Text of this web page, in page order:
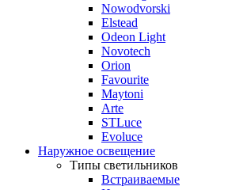
Nowodvorski
Elstead
Odeon Light
Novotech
Orion
Favourite
Maytoni
Arte
STLuce
Evoluce
Наружное освещение
Типы светильников
Встраиваемые